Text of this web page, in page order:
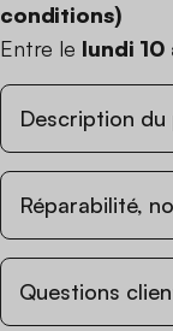
conditions)
Entre le lundi 10
Description
Réparabilité,
Questions